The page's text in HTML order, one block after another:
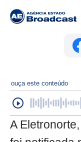
ouça este conteúdo
A